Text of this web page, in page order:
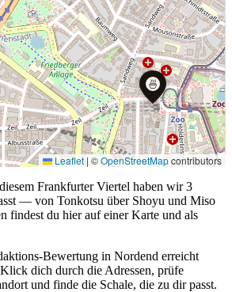
🍜
Leaflet | ©OpenStreetMapcontributors
Frankfurter Viertel haben wir 3
— von Tonkotsu über Shoyu und Miso
findest du hier auf einer Karte und als
Bewertung in Nordend erreicht
dich durch die Adressen, prüfe
und finde die Schale, die zu dir passt.